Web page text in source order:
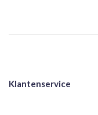
Klantenservice